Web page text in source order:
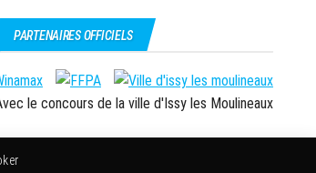
PARTENAIRES OFFICIELS
le concours de la ville d'Issy les Moulineaux